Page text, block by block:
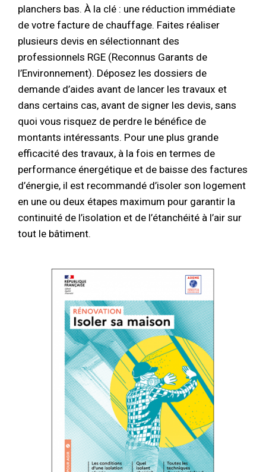
planchers bas. À la clé : une réduction immédiate
de votre facture de chauffage. Faites réaliser
plusieurs devis en sélectionnant des
professionnels RGE (Reconnus Garants de
l’Environnement). Déposez les dossiers de
demande d’aides avant de lancer les travaux et
dans certains cas, avant de signer les devis, sans
quoi vous risquez de perdre le bénéfice de
montants intéressants. Pour une plus grande
efficacité des travaux, à la fois en termes de
performance énergétique et de baisse des factures
d’énergie, il est recommandé d’isoler son logement
en une ou deux étapes maximum pour garantir la
continuité de l’isolation et de l’étanchéité à l’air sur
tout le bâtiment.